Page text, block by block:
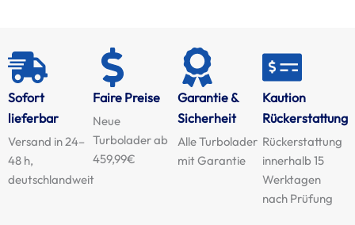
Sofort
lieferbar
Versand in 24–
48 h,
deutschlandweit
Faire Preise
Neue
Turbolader ab
459,99€
Garantie &
Sicherheit
Alle Turbolader
mit Garantie
Kaution
Rückerstattung
Rückerstattung
innerhalb 15
Werktagen
nach Prüfung